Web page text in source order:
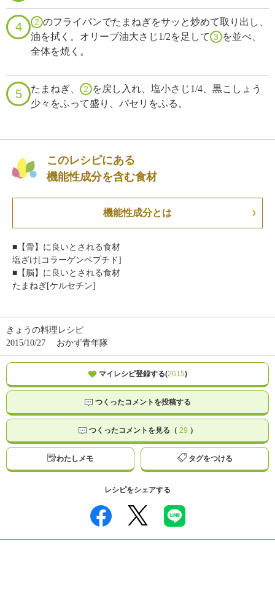
4 2 のフライパンでたまねぎをサッと炒めて取り出し、
油を拭く。オリーブ油大さじ1/2を足して 3 を並べ、
全体を焼く。
5 たまねぎ、 2 を戻し入れ、塩小さじ1/4、黒こしょう
少々をふって盛り、パセリをふる。
このレシピにある
機能性成分を含む食材
機能性成分とは
■【骨】に良いとされる食材
塩ざけ[コラーゲンペプチド]
■【脳】に良いとされる食材
たまねぎ[ケルセチン]
きょうの料理レシピ
2015/10/27
おかず青年隊
マイレシピ登録する(2615)
つくったコメントを投稿する
つくったコメントを見る（ 29 ）
わたしメモ タグをつける
レシピをシェアする